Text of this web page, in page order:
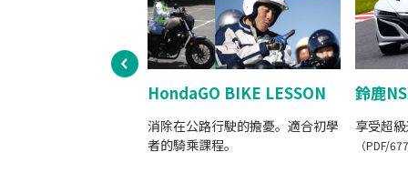
HondaGO BIKE LESSON
消除在公路行駛的擔憂。適合初學
者的騎乘課程。
鈴鹿
享受超
（PDF/
Prev